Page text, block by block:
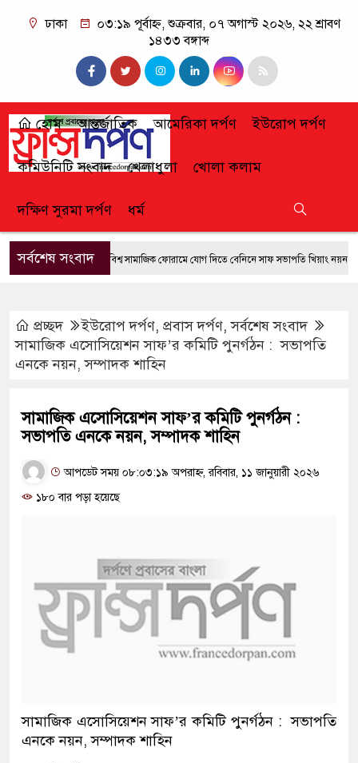
ঢাকা
০৩:১৯ পূর্বাহ্ন, শুক্রবার, ০৭ অগাস্ট ২০২৬, ২২ শ্রাবণ
১৪৩৩ বঙ্গাব্দ
হোম আন্তর্জাতিক আমেরিকা দর্পণ ইউরোপ দর্পণ
কমিউনিটি সংবাদ খেলাধুলা খোলা কলাম
দক্ষিণ সুরমা দর্পণ ধর্ম
সর্বশেষ সংবাদবিশ্ব সামাজিক ফোরামে যোগ দিতে বেনিনে সাফ সভাপতি খিয়াং নয়ন
প্রচ্ছদ ইউরোপ দর্পণ, প্রবাস দর্পণ,সর্বশেষ সংবাদ
সামাজিক এসোসিয়েশন সাফ’র কমিটি পুনর্গঠন : সভাপতি
এনকে নয়ন, সম্পাদক শাহিন
সামাজিক এসোসিয়েশন সাফ’র কমিটি পুনর্গঠন :
সভাপতি এনকে নয়ন, সম্পাদক শাহিন
আপডেট সময় ০৮:০৩:১৯ অপরাহ্ন, রবিবার, ১১ জানুয়ারী ২০২৬
১৮০ বার পড়া হয়েছে
সামাজিক এসোসিয়েশন সাফ’র কমিটি পুনর্গঠন : সভাপতি
এনকে নয়ন, সম্পাদক শাহিন